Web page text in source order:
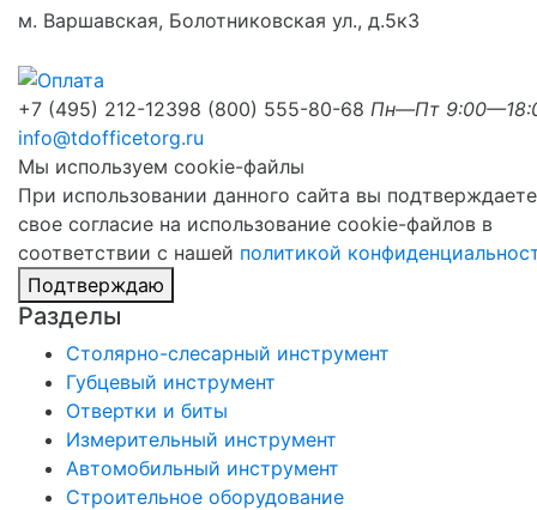
м. Варшавская, Болотниковская ул., д.5к3
+7 (495) 212-12398 (800) 555-80-68 Пн—Пт
info@tdofficetorg.ru
Мы используем cookie-файлы
При использовании данного сайта вы подтверждаете
свое согласие на использование cookie-файлов в
соответствии с нашей политикой
Подтверждаю
Разделы
Столярно-слесарный инструмент
Губцевый инструмент
Отвертки и биты
Измерительный инструмент
Автомобильный инструмент
Строительное оборудование